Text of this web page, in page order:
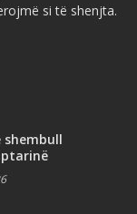
si të shenjta.
shembull